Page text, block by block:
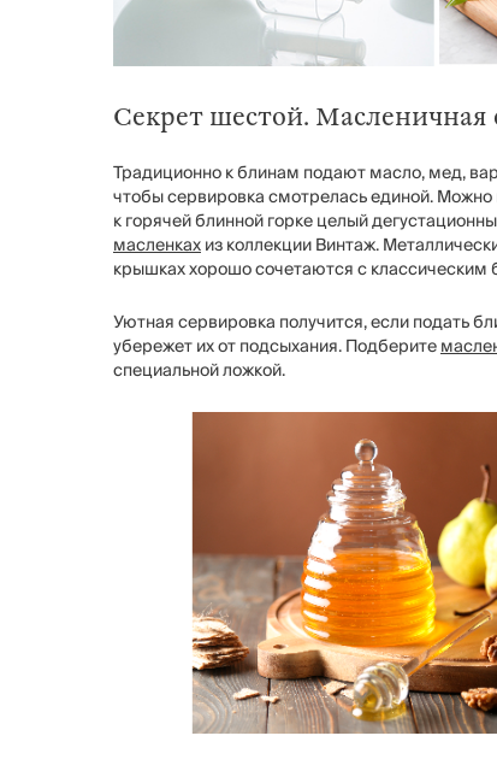
Секрет шестой. Масленичная
Традиционно к блинам подают масло, мед,
чтобы сервировка смотрелась единой.
к горячей блинной горке целый
масленкахиз коллекции Винтаж.
крышках хорошо сочетаются с
Уютная сервировка получится, если подать
убережет их от подсыхания. Подберите
специальной ложкой.